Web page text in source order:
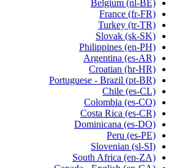
Belgium (nl-BE)
France (fr-FR)
Turkey (tr-TR)
Slovak (sk-SK)
Philippines (en-PH)
Argentina (es-AR)
Croatian (hr-HR)
Portuguese - Brazil (pt-BR)
Chile (es-CL)
Colombia (es-CO)
Costa Rica (es-CR)
Dominicana (es-DO)
Peru (es-PE)
Slovenian (sl-SI)
South Africa (en-ZA)